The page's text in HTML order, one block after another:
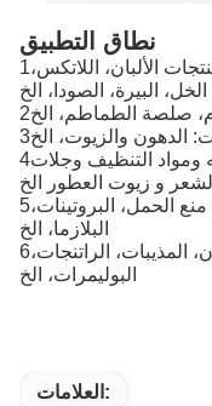
نطاق التطبيق
1فئات المواد الغذائية والمشروبات: منتجات الألبان، اللاتكس،
البيرة، الصودا، الخ
صلصة الطماطم، الخ
الدهون والزيوت، الخ
4مستحضرات التجميل: كريمات الوجه ومواد التنظيف وجلات
و زيوت العطور الخ
5الأدوية: المستخلصات، الملوجات، حبوب منع الحمل، البروتينات،
البلازما، الخ
6الصناعة الكيميائية: الأصباغ، الدهون، المذيبات، الراتنجات،
البوليمرات، الخ
العلامات: